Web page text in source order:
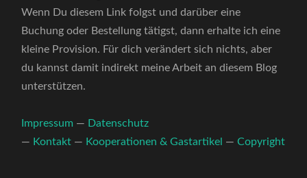
Wenn Du diesem Link folgst und darüber eine
Buchung oder Bestellung tätigst, dann erhalte ich eine
kleine Provision. Für dich verändert sich nichts, aber
du kannst damit indirekt meine Arbeit an diesem Blog
unterstützen.
Impressum — Datenschutz
— Kontakt — Kooperationen & Gastartikel —Copyright